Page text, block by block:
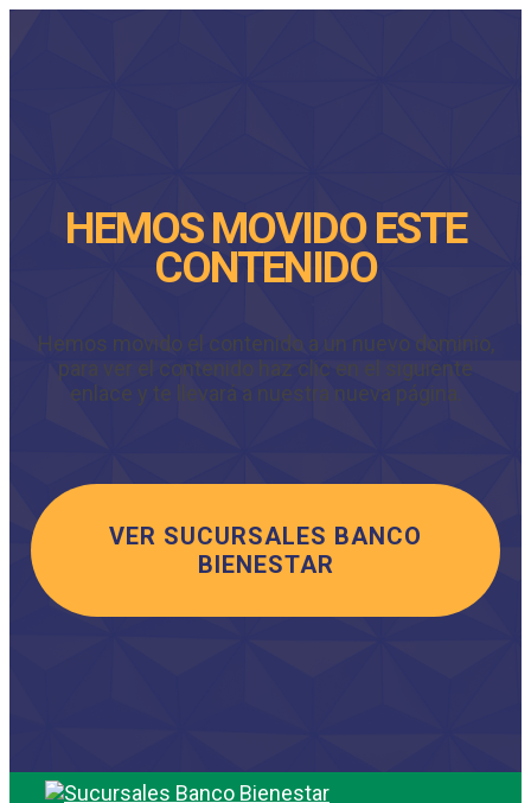
HEMOS MOVIDO ESTE
CONTENIDO
Hemos movido el contenido a un nuevo dominio,
para ver el contenido haz clic en el siguiente
enlace y te llevará a nuestra nueva página.
VER SUCURSALES BANCO
BIENESTAR
Saltar